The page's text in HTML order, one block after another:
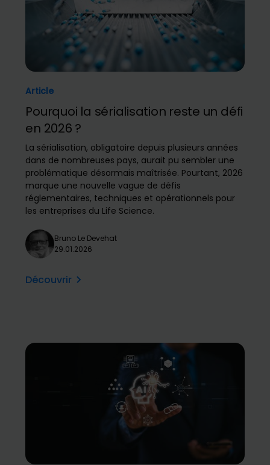
Article
Pourquoi la sérialisation reste un défi
en 2026 ?
La sérialisation, obligatoire depuis plusieurs années
dans de nombreuses pays, aurait pu sembler une
problématique désormais maîtrisée. Pourtant, 2026
marque une nouvelle vague de défis
réglementaires, techniques et opérationnels pour
les entreprises du Life Science.
Bruno Le Devehat
29.01.2026
Découvrir